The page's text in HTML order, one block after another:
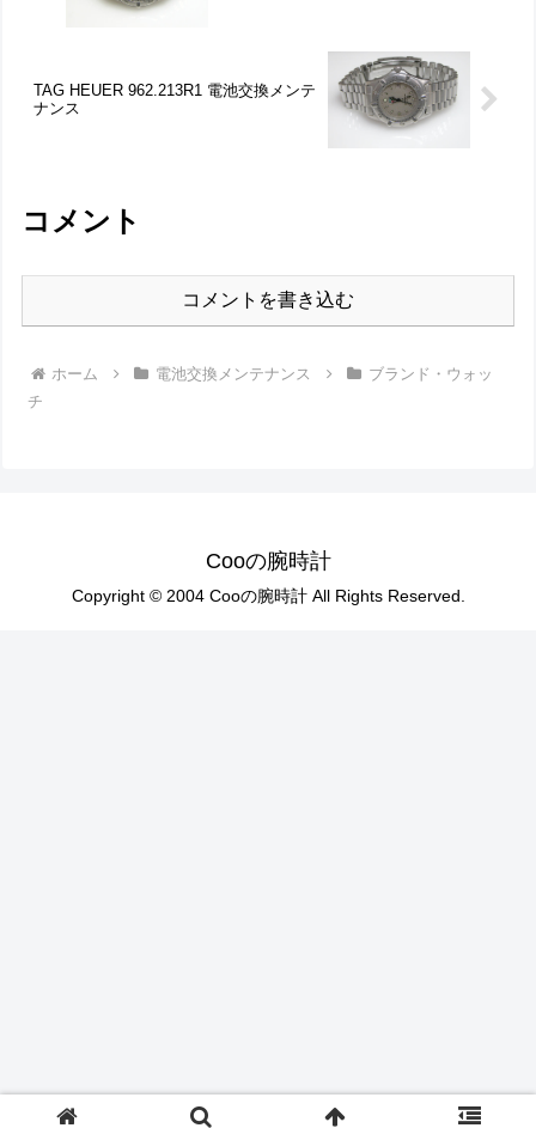
TAG HEUER 962.213R1 電池交換メンテ
ナンス
コメント
コメントを書き込む
ホーム 電池交換メンテナンス
ブランド・ウォッ
チ
Cooの腕時計
Copyright © 2004 Cooの腕時計 All Rights Reserved.